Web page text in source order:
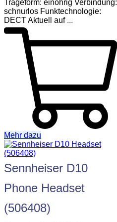
Trageform: einohrig Verbindung:
schnurlos Funktechnologie:
DECT Aktuell auf ...
Mehr dazu
Sennheiser D10
Phone Headset
(506408)